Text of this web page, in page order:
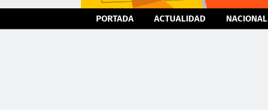
PORTADA ACTUALIDAD NACIONAL